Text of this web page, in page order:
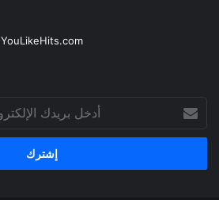
YouLikeHits.com
بريدك
الإلكتروني